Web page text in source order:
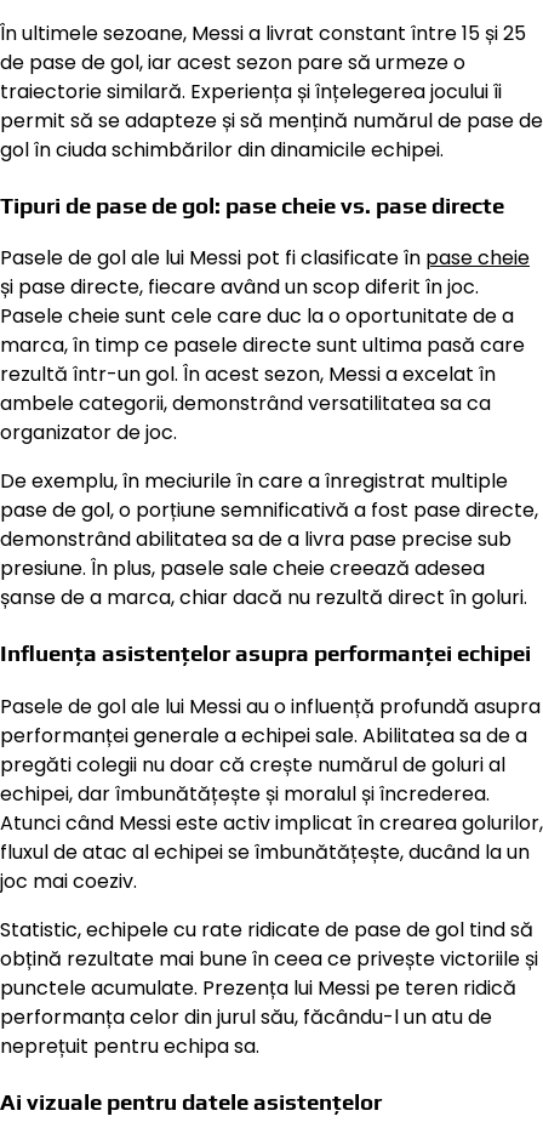
În ultimele sezoane, Messi a livrat constant între 15 și 25
de pase de gol, iar acest sezon pare să urmeze o
traiectorie similară. Experiența și înțelegerea jocului îi
permit să se adapteze și să mențină numărul de pase de
gol în ciuda schimbărilor din dinamicile echipei.
Tipuri de pase de gol: pase cheie vs. pase directe
Pasele de gol ale lui Messi pot fi clasificate în pase cheie
și pase directe, fiecare având un scop diferit în joc.
Pasele cheie sunt cele care duc la o oportunitate de a
marca, în timp ce pasele directe sunt ultima pasă care
rezultă într-un gol. În acest sezon, Messi a excelat în
ambele categorii, demonstrând versatilitatea sa ca
organizator de joc.
De exemplu, în meciurile în care a înregistrat multiple
pase de gol, o porțiune semnificativă a fost pase directe,
demonstrând abilitatea sa de a livra pase precise sub
presiune. În plus, pasele sale cheie creează adesea
șanse de a marca, chiar dacă nu rezultă direct în goluri.
Influența asistențelor asupra performanței echipei
Pasele de gol ale lui Messi au o influență profundă asupra
performanței generale a echipei sale. Abilitatea sa de a
pregăti colegii nu doar că crește numărul de goluri al
echipei, dar îmbunătățește și moralul și încrederea.
Atunci când Messi este activ implicat în crearea golurilor,
fluxul de atac al echipei se îmbunătățește, ducând la un
joc mai coeziv.
Statistic, echipele cu rate ridicate de pase de gol tind să
obțină rezultate mai bune în ceea ce privește victoriile și
punctele acumulate. Prezența lui Messi pe teren ridică
performanța celor din jurul său, făcându-l un atu de
neprețuit pentru echipa sa.
Ai vizuale pentru datele asistențelor